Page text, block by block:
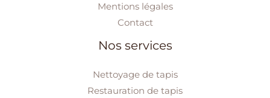
Mentions légales
Contact
Nos services
Nettoyage de tapis
Restauration de tapis